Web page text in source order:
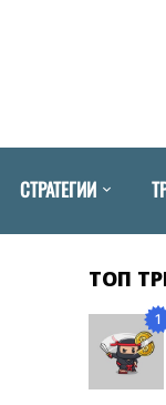
СТРАТЕГИИ
ТОП
1